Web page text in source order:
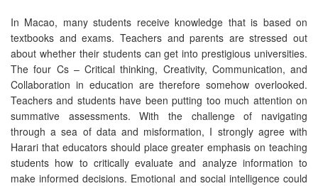
In Macao, many students receive knowledge that is based on
textbooks and exams. Teachers and parents are stressed out
about whether their students can get into prestigious universities.
The four Cs – Critical thinking, Creativity, Communication, and
Collaboration in education are therefore somehow overlooked.
Teachers and students have been putting too much attention on
summative assessments. With the challenge of navigating
through a sea of data and misformation, I strongly agree with
Harari that educators should place greater emphasis on teaching
students how to critically evaluate and analyze information to
make informed decisions. Emotional and social intelligence could